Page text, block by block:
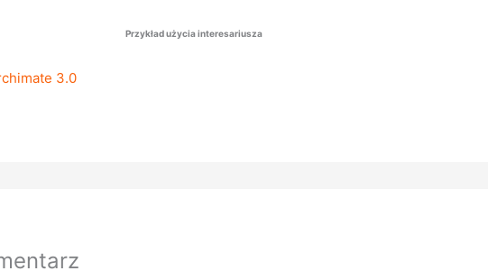
Przykład użycia interesariusza
3.0